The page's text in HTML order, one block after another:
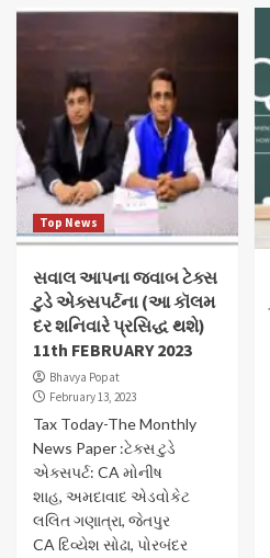
Top News
સવાલ આપના જવાબ ટેક્સ
ટુડે એક્સપર્ટના (આ કૉલમ
દર શનિવારે પ્રસિદ્ધ થશે)
11th FEBRUARY 2023
Bhavya Popat
February 13, 2023
Tax Today-The Monthly
News Paper :ટેક્સ ટુડે
એક્સપર્ટ: CA મોનીષ
શાહ, અમદાવાદ એડવોકેટ
લલિત ગણાત્રા, જેતપુર
CA દિવ્યેશ સોઢા, પોરબંદર